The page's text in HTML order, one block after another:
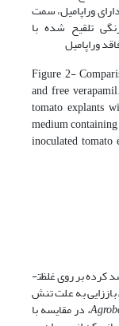
وراپامیل، سمت
تلقیح شده با
وراپامیل
Figure 2-
and free
tomato explants
medium
inoculated
در جدول (7)، مقایسه میانگین باززایی نمونه­های رشد کرده بر روی غلظت­
به علت تنش
،در مقایسه با